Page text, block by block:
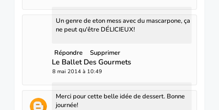
Un genre de eton mess avec du mascarpone, ça
ne peut qu'être DÉLICIEUX!
Répondre Supprimer
Le Ballet Des Gourmets
8 mai 2014 à 10:49
Merci pour cette belle idée de dessert. Bonne
journée!